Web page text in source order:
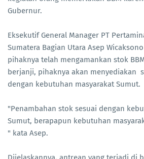
Gubernur.
Eksekutif General Manager PT
Sumatera Bagian Utara Asep
pihaknya telah mengamankan stok
berjanji, pihaknya akan menyediakan
dengan kebutuhan masyarakat Sumut.
"Penambahan stok sesuai dengan
Sumut, berapapun kebutuhan
" kata Asep.